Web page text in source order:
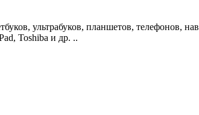
ультрабуков, планшетов, телефонов,
Toshiba и др. ..